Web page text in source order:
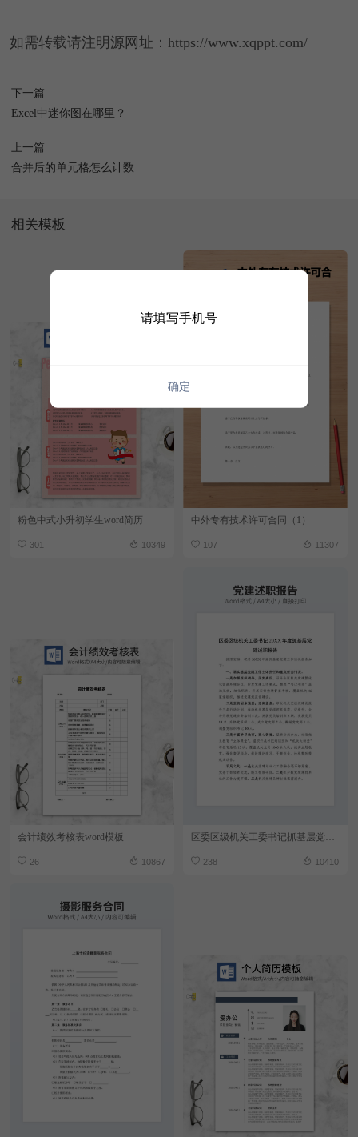
如需转载请注明源网址：https://www.xqppt.com/
下一篇
Excel中迷你图在哪里？
上一篇
合并后的单元格怎么计数
相关模板
粉色中式小升初学生word简历
301 10349
中外专有技术许可合同（1）
107 11307
会计绩效考核表word模板
26 10867 238 10410
请填写手机号
确定